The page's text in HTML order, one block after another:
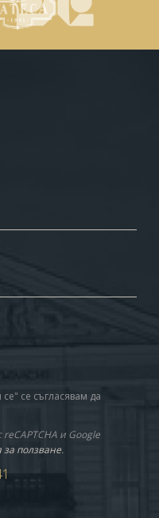
се съгласявам да
и Google
за ползване.